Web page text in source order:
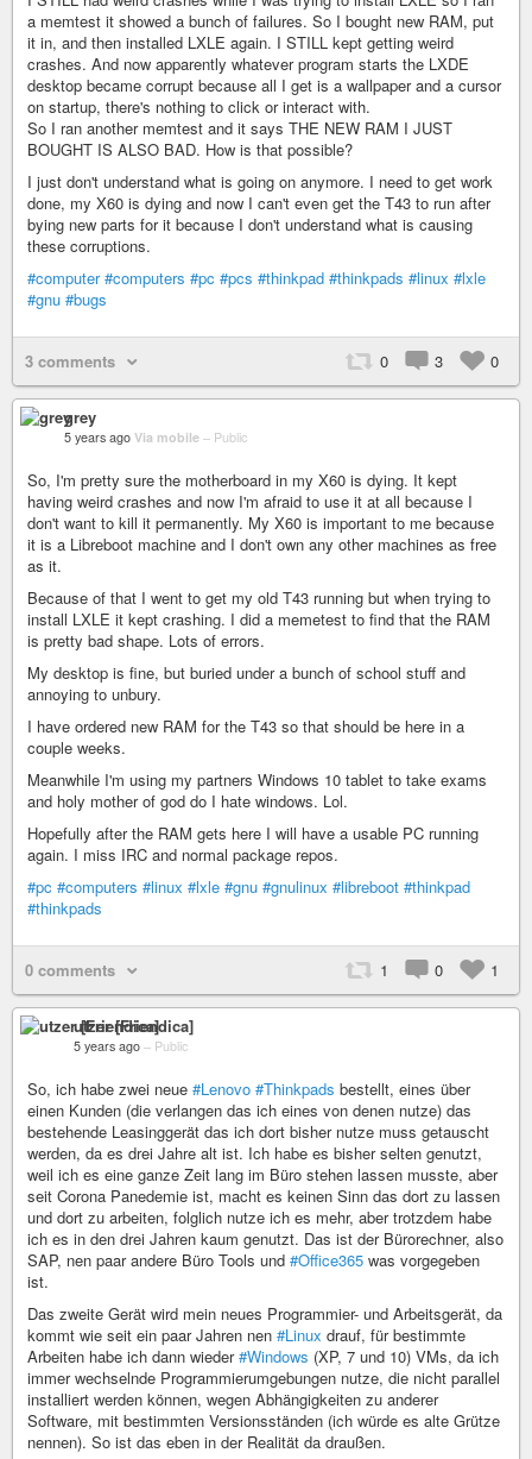
a memtest it showed a bunch of failures. So I bought new RAM, put
it in, and then installed LXLE again. I STILL kept getting weird
crashes. And now apparently whatever program starts the LXDE
desktop became corrupt because all I get is a wallpaper and a cursor
on startup, there's nothing to click or interact with.
So I ran another memtest and it says THE NEW RAM I JUST
BOUGHT IS ALSO BAD. How is that possible?
I just don't understand what is going on anymore. I need to get work
done, my X60 is dying and now I can't even get the T43 to run after
bying new parts for it because I don't understand what is causing
these corruptions.
#computer #computers #pc #pcs #thinkpad #thinkpads #linux #lxle
#gnu #bugs
3 comments 0 3 0
grey
5 years ago Via mobile – Public
So, I'm pretty sure the motherboard in my X60 is dying. It kept
having weird crashes and now I'm afraid to use it at all because I
don't want to kill it permanently. My X60 is important to me because
it is a Libreboot machine and I don't own any other machines as free
as it.
Because of that I went to get my old T43 running but when trying to
install LXLE it kept crashing. I did a memetest to find that the RAM
is pretty bad shape. Lots of errors.
My desktop is fine, but buried under a bunch of school stuff and
annoying to unbury.
I have ordered new RAM for the T43 so that should be here in a
couple weeks.
Meanwhile I'm using my partners Windows 10 tablet to take exams
and holy mother of god do I hate windows. Lol.
Hopefully after the RAM gets here I will have a usable PC running
again. I miss IRC and normal package repos.
#pc #computers #linux #lxle #gnu #gnulinux #libreboot #thinkpad
#thinkpads
0 comments 1 0 1
utzer [Friendica]
5 years ago – Public
So, ich habe zwei neue #Lenovo #Thinkpads bestellt, eines über
einen Kunden (die verlangen das ich eines von denen nutze) das
bestehende Leasinggerät das ich dort bisher nutze muss getauscht
werden, da es drei Jahre alt ist. Ich habe es bisher selten genutzt,
weil ich es eine ganze Zeit lang im Büro stehen lassen musste, aber
seit Corona Panedemie ist, macht es keinen Sinn das dort zu lassen
und dort zu arbeiten, folglich nutze ich es mehr, aber trotzdem habe
ich es in den drei Jahren kaum genutzt. Das ist der Bürorechner, also
SAP, nen paar andere Büro Tools und #Office365 was vorgegeben
ist.
Das zweite Gerät wird mein neues Programmier- und Arbeitsgerät, da
kommt wie seit ein paar Jahren nen #Linux drauf, für bestimmte
Arbeiten habe ich dann wieder#Windows (XP, 7 und 10) VMs, da ich
immer wechselnde Programmierumgebungen nutze, die nicht parallel
installiert werden können, wegen Abhängigkeiten zu anderer
Software, mit bestimmten Versionsständen (ich würde es alte Grütze
nennen). So ist das eben in der Realität da draußen.